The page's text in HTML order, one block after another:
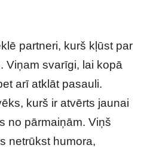
partneri, kurš kļūst par
Viņam svarīgi, lai kopā
arī atklāt pasauli.
kurš ir atvērts jaunai
no pārmaiņām. Viņš
netrūkst humora,